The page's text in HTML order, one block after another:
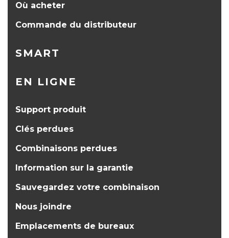
Où acheter
Commande du distributeur
SMART
EN LIGNE
Support produit
Clés perdues
Combinaisons perdues
Information sur la garantie
Sauvegardez votre combinaison
Nous joindre
Emplacements de bureaux